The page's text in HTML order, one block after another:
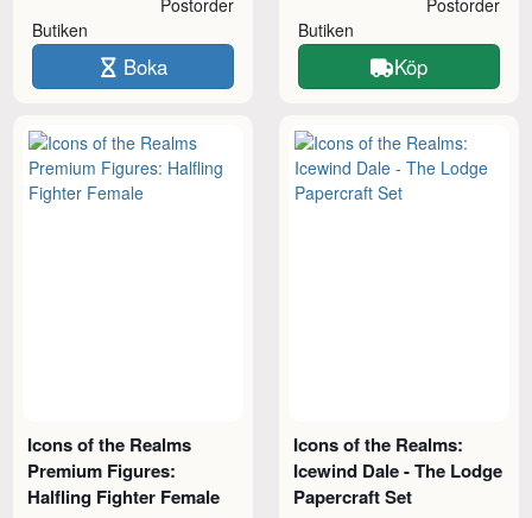
Butiken
Boka
Butiken
Köp
Icons of the Realms
Premium Figures:
Halfling Fighter Female
Icons of the Realms:
Icewind Dale - The Lodge
Papercraft Set